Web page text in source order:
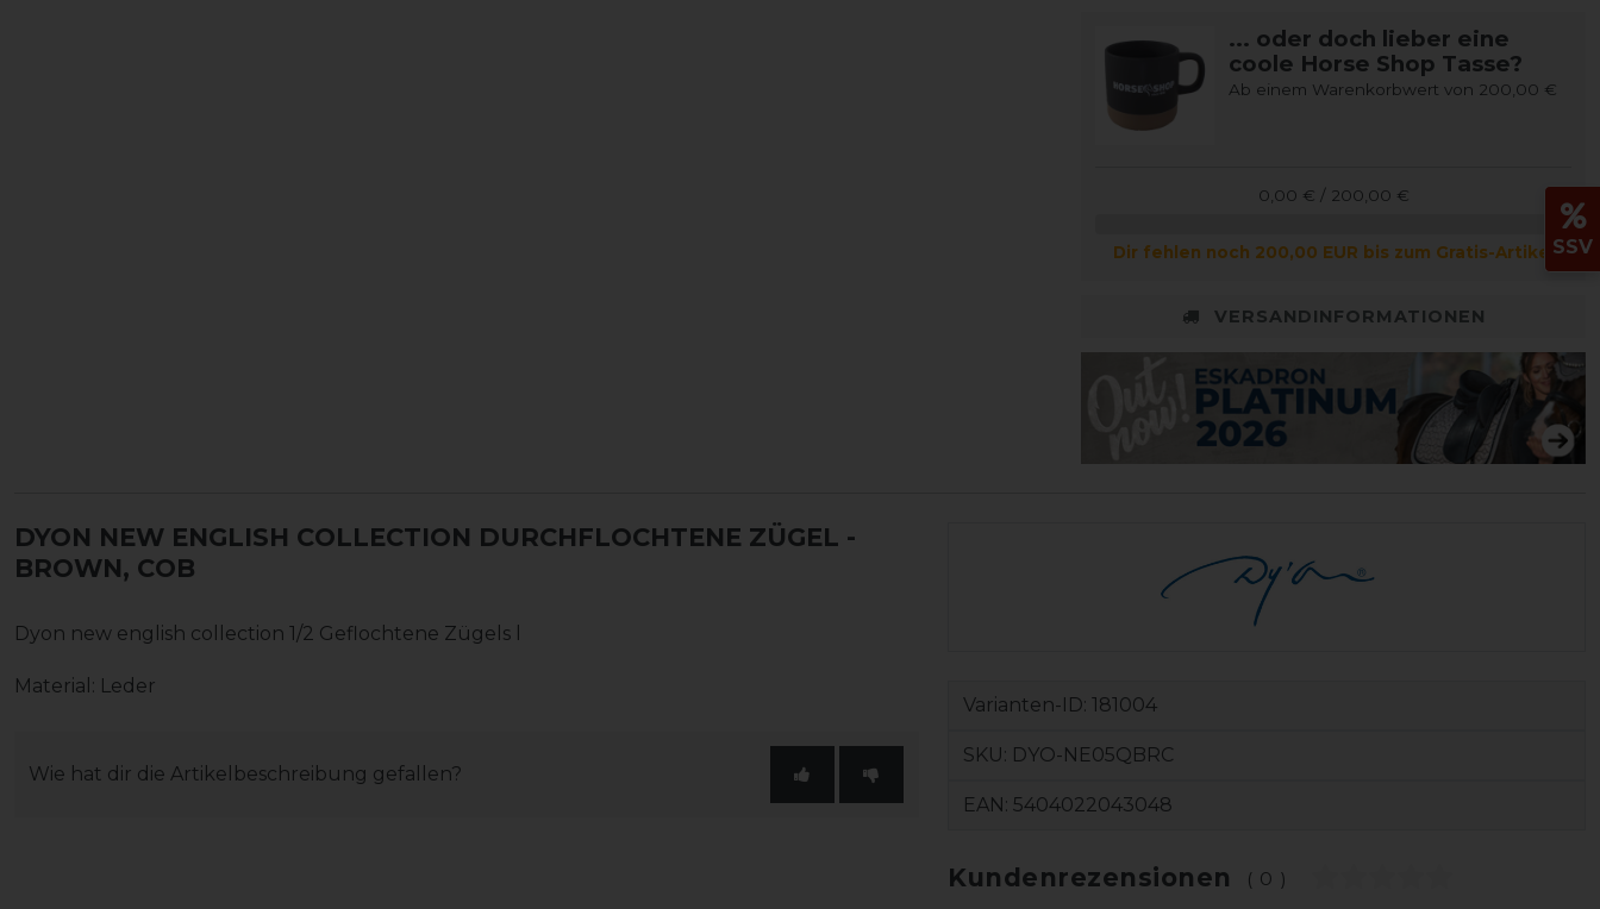
... oder doch lieber eine
coole Horse Shop Tasse?
Ab einem Warenkorbwert von 200,00 €
0,00 € / 200,00 €
Dir fehlen noch 200,00 EUR bis zum Gratis-Artikel
VERSANDINFORMATIONEN
DYON NEW ENGLISH COLLECTION DURCHFLOCHTENE ZÜGEL -
BROWN, COB
Dyon new english collection 1/2 Geflochtene Zügels l
Material: Leder
Wie hat dir die Artikelbeschreibung gefallen?
Varianten-ID: 181004
SKU: DYO-NE05QBRC
EAN: 5404022043048
Kundenrezensionen (0)
SSV